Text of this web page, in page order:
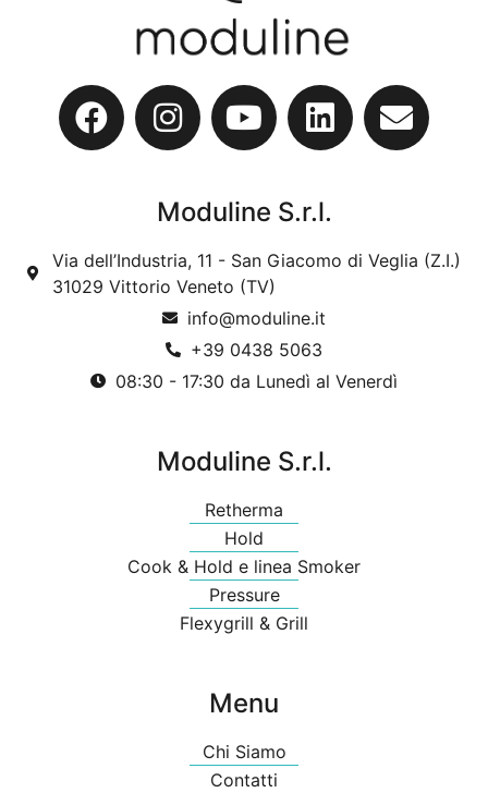
Moduline S.r.l.
Via dell’Industria, 11 - San Giacomo di Veglia (Z.I.)
31029 Vittorio Veneto (TV)
info@moduline.it
+39 0438 5063
08:30 - 17:30 da Lunedì al Venerdì
Moduline S.r.l.
Retherma
Hold
Cook & Hold e linea Smoker
Pressure
Flexygrill & Grill
Menu
Chi Siamo
Contatti